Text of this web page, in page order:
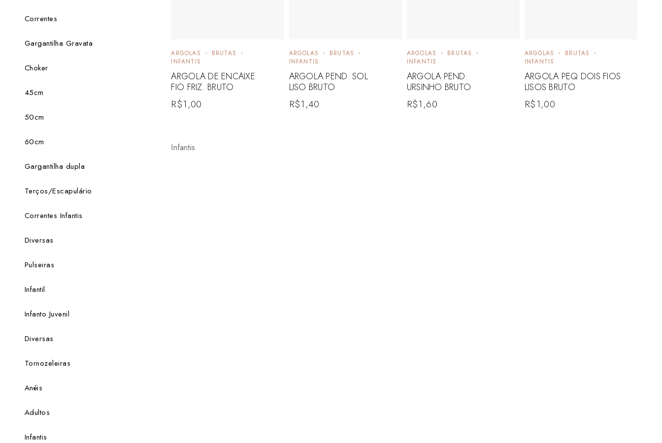
Correntes
Gargantilha Gravata
Choker
45cm
50cm
60cm
Gargantilha dupla
Terços/Escapulário
Correntes Infantis
Diversas
Pulseiras
Infantil
Infanto Juvenil
Diversas
Tornozeleiras
Anéis
Adultos
Infantis
ARGOLAS
BRUTAS
INFANTIS
ARGOLA DE ENCAIXE
FIO FRIZ. BRUTO
R$1,00
ARGOLAS
BRUTAS
INFANTIS
ARGOLA PEND. SOL
LISO BRUTO
R$1,40
ARGOLAS
BRUTAS
INFANTIS
ARGOLA PEND.
URSINHO BRUTO
R$1,60
ARGOLAS
BRUTAS
INFANTIS
ARGOLA PEQ DOIS FIOS
LISOS BRUTO
R$1,00
Infantis